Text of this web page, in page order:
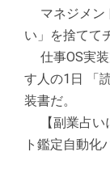
マネジメ
い」を捨てて
仕事OS実
す人の1日 「
装書だ。
【副業占
ト鑑定自動化